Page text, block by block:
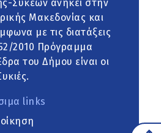
Συκεών ανήκει στην
Μακεδονίας και
με τις διατάξεις
2010 Πρόγραμμα
του Δήμου είναι οι
links